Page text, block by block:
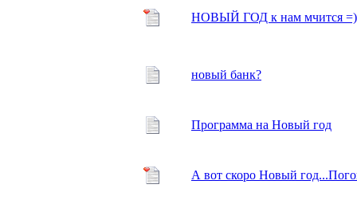
НОВЫЙ ГОД к нам мчится
новый банк?
Программа на Новый год
А вот скоро Новый